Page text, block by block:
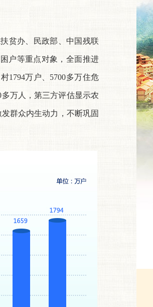
办、民政部、中国残联
户等重点对象，全面推进
1794万户、5700多万住危
万人，第三方评估显示农
群众内生动力，不断巩固